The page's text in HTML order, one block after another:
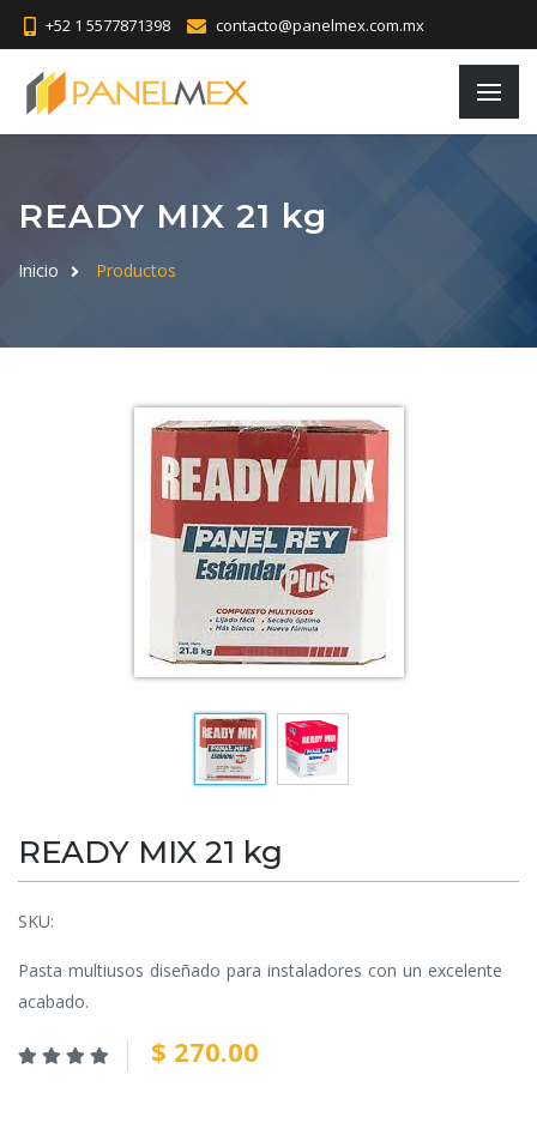
+52 1 5577871398 contacto@panelmex.com.mx
READY MIX 21 kg
Inicio Productos
READY MIX 21 kg
SKU:
Pasta multiusos diseñado para instaladores con un excelente
acabado.
$ 270.00